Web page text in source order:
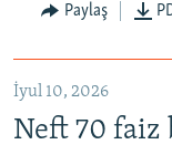
Paylaş
İyul 10, 2026
Neft 70 faiz